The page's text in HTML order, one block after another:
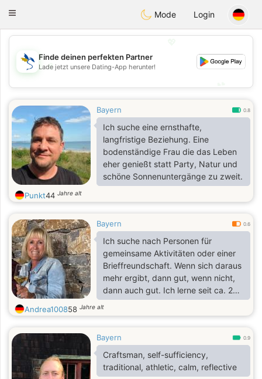
SvenskaDating
Toggle
Mode Login
💖
💕
Finde deinen perfekten Partner
Lade jetzt unsere Dating-App herunter!
Bayern 0.8
Ich suche eine ernsthafte,
langfristige Beziehung. Eine
bodenständige Frau die das Leben
eher genießt statt Party, Natur und
schöne Sonnenuntergänge zu zweit.
Punkt44 Jahre alt
Bayern 0.6
Ich suche nach Personen für
gemeinsame Aktivitäten oder einer
Brieffreundschaft. Wenn sich daraus
mehr ergibt, dann gut, wenn nicht,
dann auch gut. Ich lerne seit ca. 2
Jahren Schwedisch und möchte die
Sprache gerne anwenden. Ich bin
und Sprachen. Außerdem spiele ich
leidenschaftlich gerne Tennis. Ich
liebe gutes Essen und guten Wein.
Andrea100858 Jahre alt
Bayern 0.9
Craftsman, self-sufficiency,
traditional, athletic, calm, reflective